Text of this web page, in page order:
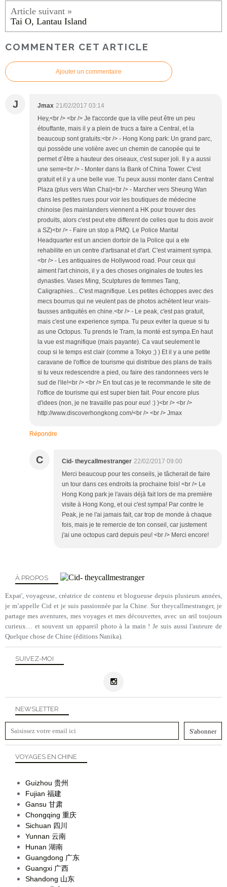
Tai O, Lantau Island
COMMENTER CET ARTICLE
Ajouter un commentaire
J Jmax 21/02/2017 03:14
Hey,<br /> <br /> Je t'accorde que la ville peut être un peu
étouffante, mais il y a plein de trucs a faire a Central, et la
beaucoup sont gratuits:<br /> - Hong Kong park: Un grand parc,
qui possède une volière avec un chemin de canopée qui te
permet d’être a hauteur des oiseaux, c'est super joli. Il y a aussi
une serre<br /> - Monter dans la Bank of China Tower. C'est
gratuit et il y a une belle vue. Tu peux aussi monter dans Central
Plaza (plus vers Wan Chai)<br /> - Marcher vers Sheung Wan
dans les petites rues pour voir les boutiques de médecine
chinoise (les mainlanders viennent a HK pour trouver des
produits, alors c'est peut etre different de celles que tu dois avoir
a SZ)<br /> - Faire un stop a PMQ. Le Police Marital
Headquarter est un ancien dortoir de la Police qui a ete
rehabilite en un centre d'artisanat et d'art. C'est vraiment sympa.
<br /> - Les antiquaires de Hollywood road. Pour ceux qui
aiment l'art chinois, il y a des choses originales de toutes les
dynasties. Vases Ming, Sculptures de femmes Tang,
Caligraphies... C'est magnifique. Les petites échoppes avec des
mecs bourrus qui ne veulent pas de photos achètent leur vrais-
fausses antiquités en chine.<br /> - Le peak, c'est pas gratuit,
mais c'est une experience sympa. Tu peux eviter la queue si tu
as une Octopus. Tu prends le Tram, la monté est sympa.En haut
la vue est magnifique (mais payante). Ca vaut seulement le
coup si le temps est clair (comme a Tokyo ;) ) Et il y a une petite
caravane de l'office de tourisme qui distribue des plans de trails
si tu veux redescendre a pied, ou faire des randonnees vers le
sud de l'ile!<br /> <br /> En tout cas je te recommande le site de
l'office de tourisme qui est super bien fait. Pour encore plus
d'idees (non, je ne travaille pas pour eux! :) )<br /> <br />
http://www.discoverhongkong.com/<br /> <br /> Jmax
Répondre
C Cid- theycallmestranger 22/02/2017 09:00
Merci beaucoup pour tes conseils, je tâcherait de faire
un tour dans ces endroits la prochaine fois! <br /> Le
Hong Kong park je l'avais déjà fait lors de ma première
visite à Hong Kong, et oui c'est sympa! Par contre le
Peak, je ne l'ai jamais fait, car trop de monde à chaque
fois, mais je te remercie de ton conseil, car justement
j'ai une octopus card depuis peu! <br /> Merci encore!
NEWSLETTER
SUIVEZ-MOI
À PROPOS
Expat', voyageuse, créatrice de contenu et blogueuse depuis plusieurs années,
je m’appelle Cid et je suis passionnée par la Chine. Sur theycallmestranger, je
partage mes aventures, mes voyages et mes découvertes, avec un œil toujours
curieux… et souvent un appareil photo à la main ! Je suis aussi l'auteure de
Quelque chose de Chine (éditions Nanika).
VOYAGES EN CHINE
Guizhou 贵州
Fujian 福建
Gansu 甘肃
Chongqing 重庆
Sichuan 四川
Yunnan 云南
Hunan 湖南
Guangdong 广东
Guangxi 广西
Shandong 山东